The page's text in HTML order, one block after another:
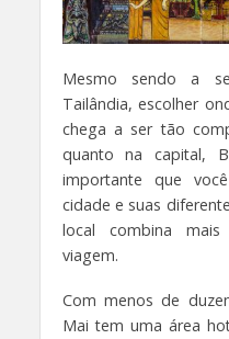
Mesmo sendo a
Tailândia, escolher
chega a ser tão
quanto na capital,
importante que
cidade e suas
local combina
viagem.
Com menos de
Mai tem uma área